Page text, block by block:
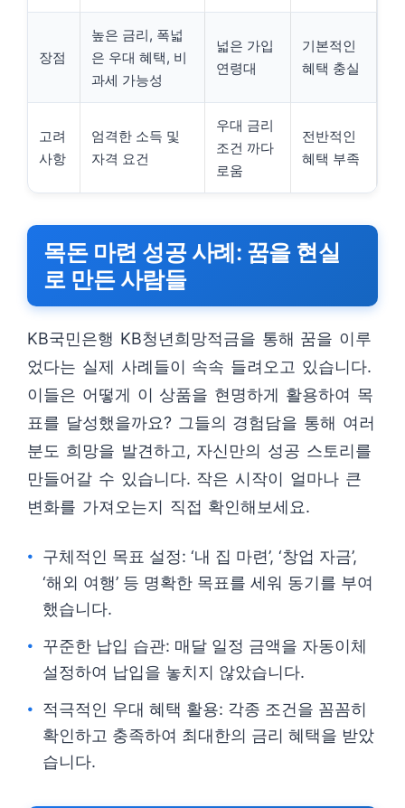
장점
높은 금리, 폭넓
은 우대 혜택, 비
과세 가능성
넓은 가입
연령대
기본적인
혜택 충실
고려
사항
엄격한 소득 및
자격 요건
우대 금리
조건 까다
로움
전반적인
혜택 부족
목돈 마련 성공 사례: 꿈을 현실
로 만든 사람들
KB국민은행 KB청년희망적금을 통해 꿈을 이루
었다는 실제 사례들이 속속 들려오고 있습니다.
이들은 어떻게 이 상품을 현명하게 활용하여 목
표를 달성했을까요? 그들의 경험담을 통해 여러
분도 희망을 발견하고, 자신만의 성공 스토리를
만들어갈 수 있습니다. 작은 시작이 얼마나 큰
변화를 가져오는지 직접 확인해보세요.
구체적인 목표 설정: ‘내 집 마련’, ‘창업 자금’,
‘해외 여행’ 등 명확한 목표를 세워 동기를 부여
했습니다.
꾸준한 납입 습관: 매달 일정 금액을 자동이체
설정하여 납입을 놓치지 않았습니다.
적극적인 우대 혜택 활용: 각종 조건을 꼼꼼히
확인하고 충족하여 최대한의 금리 혜택을 받았
습니다.